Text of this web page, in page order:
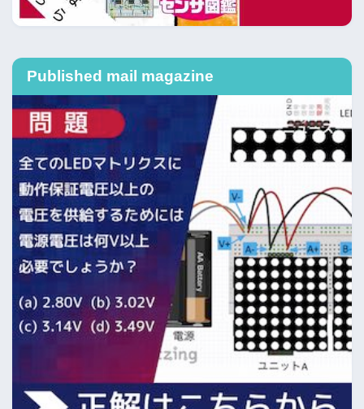
Published mail magazine